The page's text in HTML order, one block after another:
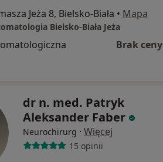
Jeża 8, Bielsko-Biała • Mapa
Bielsko-Biała Jeża
Brak ceny
dr n. med. Patryk
Aleksander Faber
Neurochirurg · Więcej
15 opinii